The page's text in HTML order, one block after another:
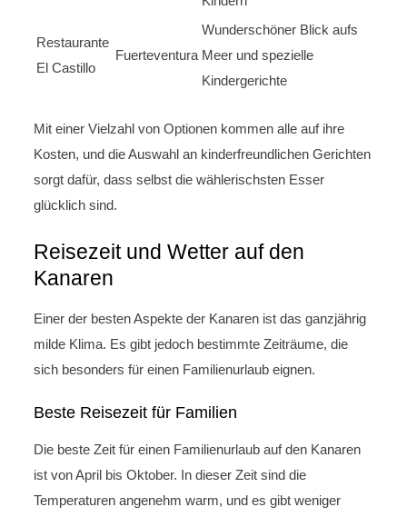
Restaurante
El Castillo
Fuerteventura
Wunderschöner Blick aufs
Meer und spezielle
Kindergerichte
Mit einer Vielzahl von Optionen kommen alle auf ihre
Kosten, und die Auswahl an kinderfreundlichen Gerichten
sorgt dafür, dass selbst die wählerischsten Esser
glücklich sind.
Reisezeit und Wetter auf den
Kanaren
Einer der besten Aspekte der Kanaren ist das ganzjährig
milde Klima. Es gibt jedoch bestimmte Zeiträume, die
sich besonders für einen Familienurlaub eignen.
Beste Reisezeit für Familien
Die beste Zeit für einen Familienurlaub auf den Kanaren
ist von April bis Oktober. In dieser Zeit sind die
Temperaturen angenehm warm, und es gibt weniger